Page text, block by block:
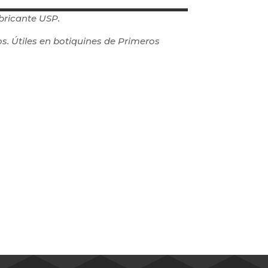
USP.
Útiles en botiquines de Primeros